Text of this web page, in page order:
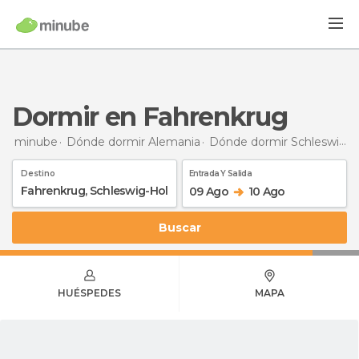
Dormir en Fahrenkrug
minube Dónde dormir Alemania Dónde dormir Schleswig-Holstein
Destino Entrada Y Salida
09 Ago 10 Ago
Buscar
HUÉSPEDES MAPA